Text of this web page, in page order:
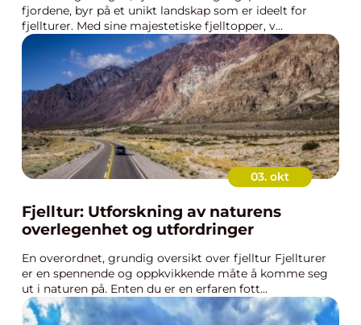
fjordene, byr på et unikt landskap som er ideelt for
fjellturer. Med sine majestetiske fjelltopper, v...
03. okt
Fjelltur: Utforskning av naturens
overlegenhet og utfordringer
En overordnet, grundig oversikt over fjelltur Fjellturer
er en spennende og oppkvikkende måte å komme seg
ut i naturen på. Enten du er en erfaren fott...